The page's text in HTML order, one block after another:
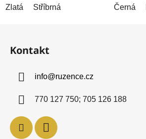
Zlatá Stříbrná Černá
Kontakt
info@ruzence.cz
770 127 750; 705 126 188